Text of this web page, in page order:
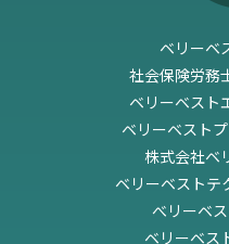
ベリーベ
社会保険労務
ベリーベスト
ベリーベスト
株式会社ベ
ベリーベストテ
べリーベ
ベリーベス